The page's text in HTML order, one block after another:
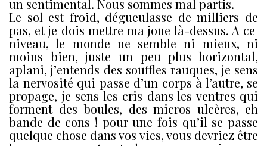
un sentimental. Nous sommes mal partis.
Le sol est froid, dégueulasse de milliers de
pas, et je dois mettre ma joue là-dessus. A ce
niveau, le monde ne semble ni mieux, ni
moins bien, juste un peu plus horizontal,
aplani, j’entends des souffles rauques, je sens
la nervosité qui passe d’un corps à l’autre, se
propage, je sens les cris dans les ventres qui
forment des boules, des micros ulcères, eh
bande de cons ! pour une fois qu’il se passe
quelque chose dans vos vies, vous devriez être